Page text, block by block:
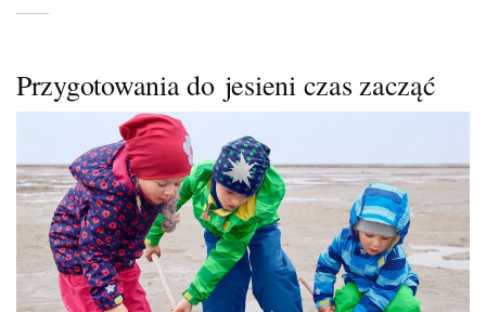
Przygotowania do jesieni czas zacząć